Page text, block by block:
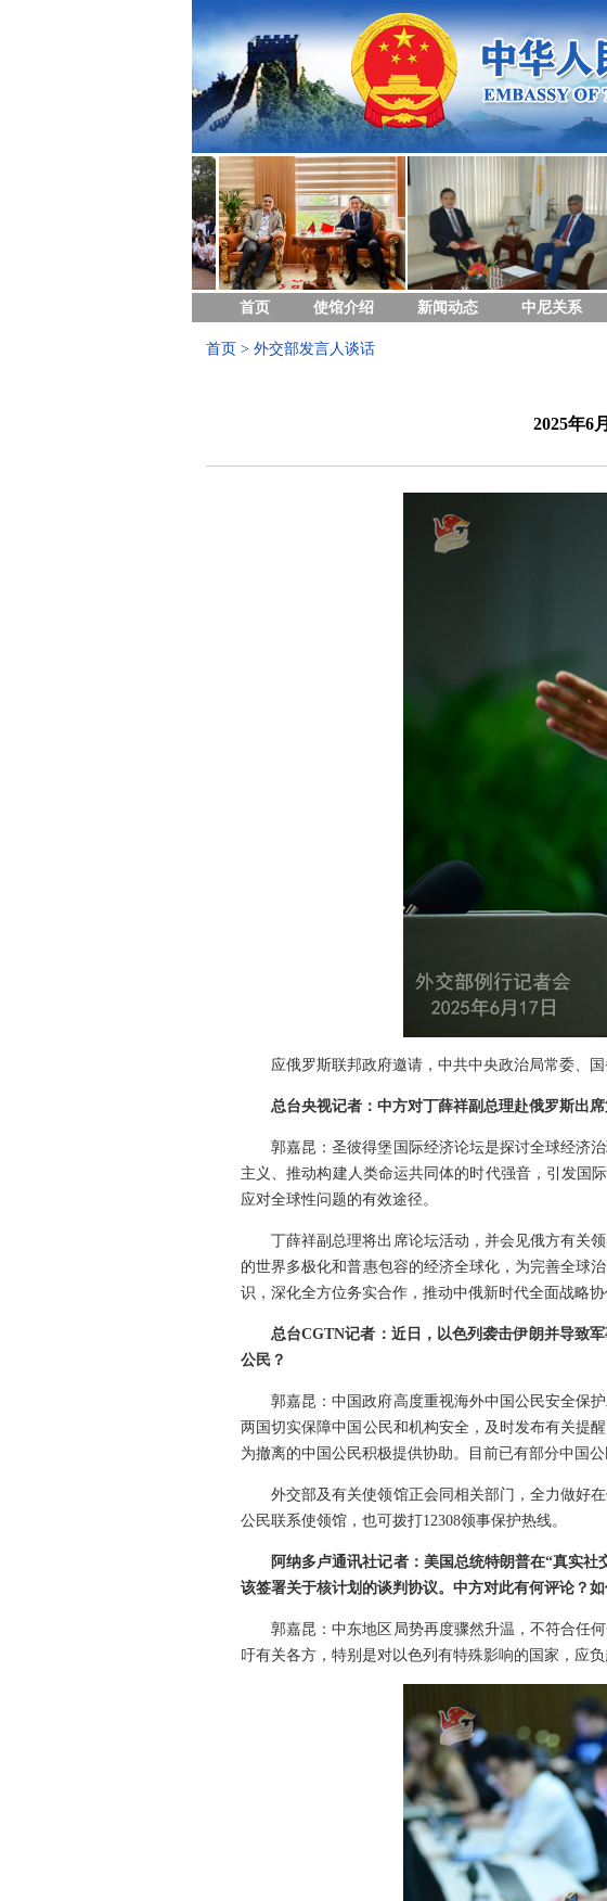
首页 使馆介绍 新闻动态 中尼关系
首页 > 外交部发言人谈话
2025年6
应俄罗斯联邦政府邀请，中共中央政治局常委、
总台央视记者：中方对丁薛祥副总理赴俄罗斯出
郭嘉昆：圣彼得堡国际经济论坛是探讨全球经济
主义、推动构建人类命运共同体的时代强音，引发国
应对全球性问题的有效途径。
丁薛祥副总理将出席论坛活动，并会见俄方有关
的世界多极化和普惠包容的经济全球化，为完善全球
识，深化全方位务实合作，推动中俄新时代全面战略协
总台CGTN记者：近日，以色列袭击伊朗并导致
公民？
郭嘉昆：中国政府高度重视海外中国公民安全保
两国切实保障中国公民和机构安全，及时发布有关提
为撤离的中国公民积极提供协助。目前已有部分中国公
外交部及有关使领馆正会同相关部门，全力做好
公民联系使领馆，也可拨打12308领事保护热线。
阿纳多卢通讯社记者：美国总统特朗普在“真实
该签署关于核计划的谈判协议。中方对此有何评论？
郭嘉昆：中东地区局势再度骤然升温，不符合任
吁有关各方，特别是对以色列有特殊影响的国家，应